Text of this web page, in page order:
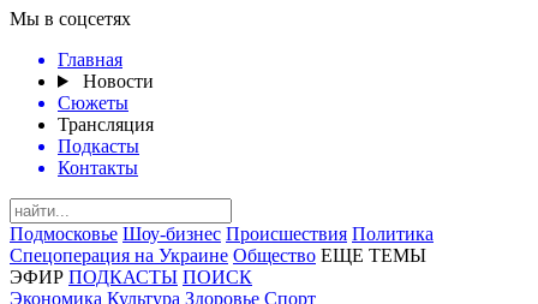
Мы в соцсетях
Главная
Новости
Сюжеты
Трансляция
Подкасты
Контакты
Подмосковье Шоу-бизнес Происшествия Политика
Спецоперация на Украине Общество ЕЩЕ ТЕМЫ
ЭФИР ПОДКАСТЫ ПОИСК
Экономика Культура Здоровье Спорт